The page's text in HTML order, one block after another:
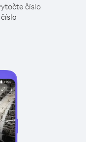
číslo